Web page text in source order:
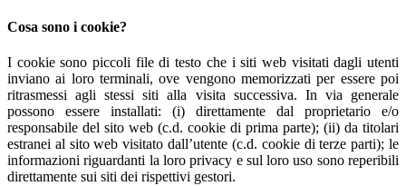
Cosa sono i cookie?
I cookie sono piccoli file di testo che i siti web visitati dagli utenti
inviano ai loro terminali, ove vengono memorizzati per essere poi
ritrasmessi agli stessi siti alla visita successiva. In via generale
possono essere installati: (i) direttamente dal proprietario e/o
responsabile del sito web (c.d. cookie di prima parte); (ii) da titolari
estranei al sito web visitato dall’utente (c.d. cookie di terze parti); le
informazioni riguardanti la loro privacy e sul loro uso sono reperibili
direttamente sui siti dei rispettivi gestori.